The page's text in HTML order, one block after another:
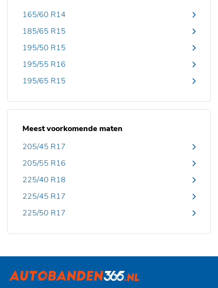
165/60 R14
185/65 R15
195/50 R15
195/55 R16
195/65 R15
Meest voorkomende maten
205/45 R17
205/55 R16
225/40 R18
225/45 R17
225/50 R17